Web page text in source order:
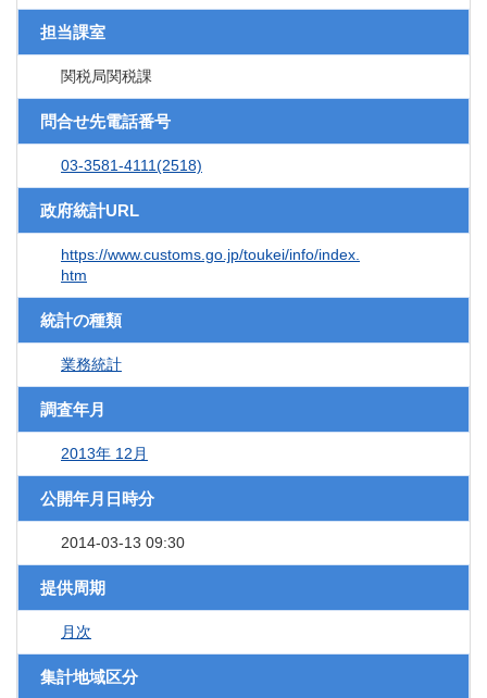
担当課室
関税局関税課
問合せ先電話番号
03-3581-4111(2518)
政府統計URL
https://www.customs.go.jp/toukei/info/index.
htm
統計の種類
業務統計
調査年月
2013年 12月
公開年月日時分
2014-03-13 09:30
提供周期
月次
集計地域区分